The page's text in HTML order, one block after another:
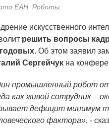
ЕАН. Роботы
искусственного
решить вопросы
. Об этом заявил
Сергейчук на
промышленный робот
как живой сотрудник –
дефицит минимум
фактора», -